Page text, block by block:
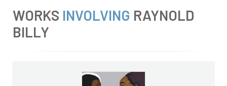
WORKS INVOLVING RAYNOLD
BILLY